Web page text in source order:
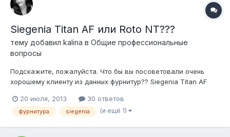
Siegenia Titan AF или Roto NT???
тему добавил kalina в Общие профессиональные
вопросы
Подскажите, пожалуйста. Что бы вы посоветовали очень
хорошему клиенту из данных фурнитур?? Siegenia Titan AF
прошу вас помочь)
20 июля, 2013 30 ответов
фурнитура siegenia (и ещё 1)